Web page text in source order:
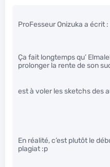
ProFesseur Onizuka a écrit :
Ça fait longtemps qu’
prolonger la rente de son
est à voler les sketchs des
En réalité, c’est plutôt le
plagiat :p